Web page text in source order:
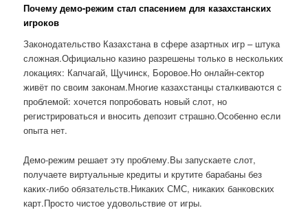
Почему демо-режим стал спасением для казахстанских
игроков
Законодательство Казахстана в сфере азартных игр – штука
сложная.Официально казино разрешены только в нескольких
локациях: Капчагай, Щучинск, Боровое.Но онлайн-сектор
живёт по своим законам.Многие казахстанцы сталкиваются с
проблемой: хочется попробовать новый слот, но
регистрироваться и вносить депозит страшно.Особенно если
опыта нет.
Демо-режим решает эту проблему.Вы запускаете слот,
получаете виртуальные кредиты и крутите барабаны без
каких-либо обязательств.Никаких СМС, никаких банковских
карт.Просто чистое удовольствие от игры.